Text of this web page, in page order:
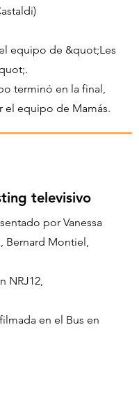
equipo de &quot;Les
terminó en la final,
el equipo de Mamás.
televisivo
por Vanessa
Bernard Montiel,
NRJ12,
en el Bus en